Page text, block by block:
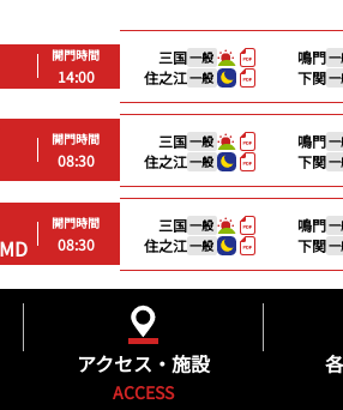
開門時間
14:00
三国一般 鳴門
住之江一般 下関
開門時間
08:30
三国一般 鳴門
住之江一般 下関
開門時間
08:30
三国一般 鳴門
住之江一般 下関
アクセス・施設
ACCESS